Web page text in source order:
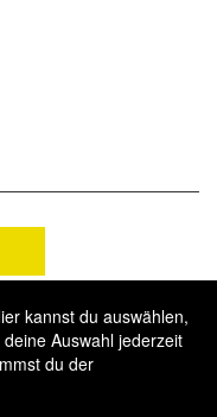
kannst du auswählen,
Auswahl jederzeit
du der